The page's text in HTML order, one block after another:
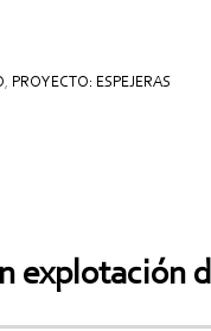
, PROYECTO: ESPEJERAS
explotación